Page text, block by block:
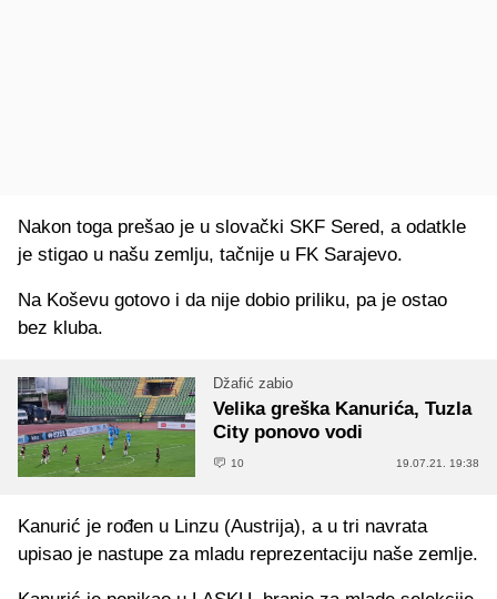
Nakon toga prešao je u slovački SKF Sered, a odatkle
je stigao u našu zemlju, tačnije u FK Sarajevo.
Na Koševu gotovo i da nije dobio priliku, pa je ostao
bez kluba.
Džafić zabio
Velika greška Kanurića, Tuzla
City ponovo vodi
10 19.07.21. 19:38
Kanurić je rođen u Linzu (Austrija), a u tri navrata
upisao je nastupe za mladu reprezentaciju naše zemlje.